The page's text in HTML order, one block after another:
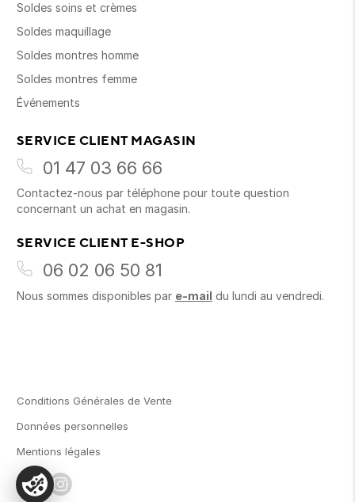
Soldes soins et crèmes
Soldes maquillage
Soldes montres homme
Soldes montres femme
Événements
SERVICE CLIENT MAGASIN
01 47 03 66 66
Contactez-nous par téléphone pour toute question
concernant un achat en magasin.
SERVICE CLIENT E-SHOP
06 02 06 50 81
Nous sommes disponibles par e-mail du lundi au vendredi.
Conditions Générales de Vente
Données personnelles
Mentions légales